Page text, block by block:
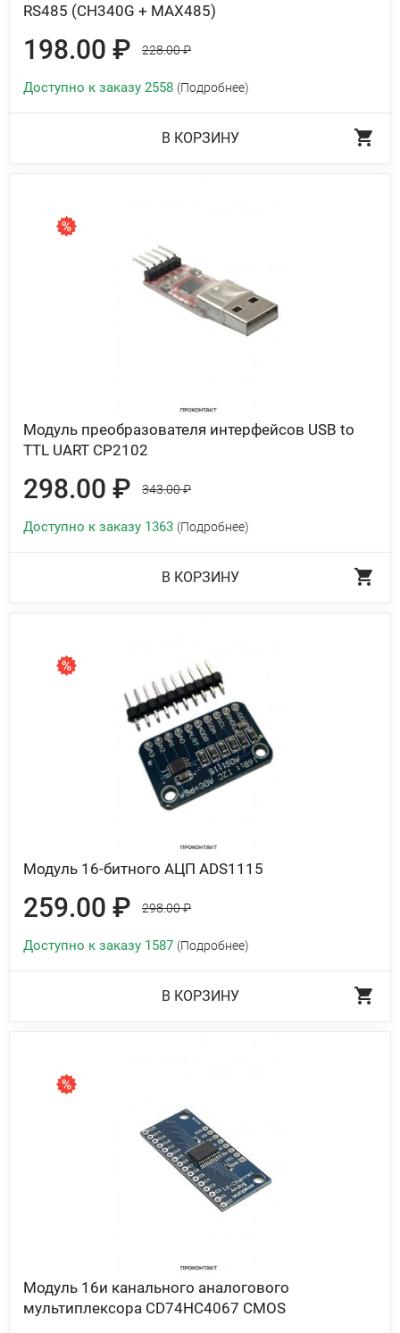
RS485 (CH340G + MAX485)
198.00 ₽ 228.00 ₽
Доступно к заказу 2558 (Подробнее)
В КОРЗИНУ
Модуль преобразователя интерфейсов USB to
TTL UART CP2102
298.00 ₽ 343.00 ₽
Доступно к заказу 1363 (Подробнее)
В КОРЗИНУ
Модуль 16-битного АЦП ADS1115
259.00 ₽ 298.00 ₽
Доступно к заказу 1587 (Подробнее)
В КОРЗИНУ
Модуль 16и канального аналогового
мультиплексора CD74HC4067 CMOS